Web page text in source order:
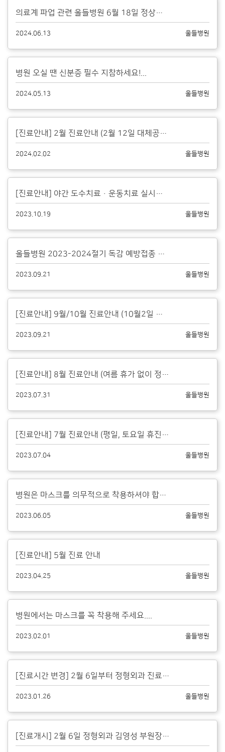
의료계 파업 관련 울들병원 6월 18일 정상진료안내...
울들병원
2024.06.13
병원 오실 땐 신분증 필수 지참하세요!...
울들병원
2024.05.13
[진료안내] 2월 진료안내 (2월 12일 대체공휴일 정상진료)...
울들병원
2024.02.02
[진료안내] 야간 도수치료·운동치료 실시합니다....
울들병원
2023.10.19
울들병원 2023-2024절기 독감 예방접종 안내(4가백신)...
울들병원
2023.09.21
[진료안내] 9월/10월 진료안내 (10월2일 임시공휴일, 10월9일 한글날 ...
울들병원
2023.09.21
[진료안내] 8월 진료안내 (여름 휴가 없이 정상진료합니다)...
울들병원
2023.07.31
[진료안내] 7월 진료안내 (평일, 토요일 휴진일 없습니다)...
울들병원
2023.07.04
병원은 마스크를 의무적으로 착용하셔야 합니다....
울들병원
2023.06.05
[진료안내] 5월 진료 안내
울들병원
2023.04.25
병원에서는 마스크를 꼭 착용해 주세요....
울들병원
2023.02.01
[진료시간 변경] 2월 6일부터 정형외과 진료시간이 변경됩니다....
울들병원
2023.01.26
[진료개시] 2월 6일 정형외과 김영성 부원장 초빙...